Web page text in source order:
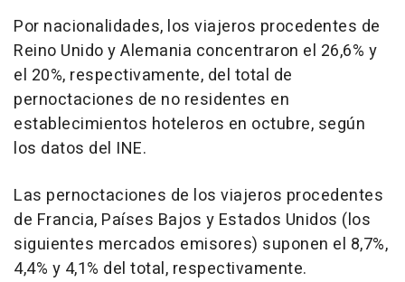
Por nacionalidades, los viajeros procedentes de
Reino Unido y Alemania concentraron el 26,6% y
el 20%, respectivamente, del total de
pernoctaciones de no residentes en
establecimientos hoteleros en octubre, según
los datos del INE.
Las pernoctaciones de los viajeros procedentes
de Francia, Países Bajos y Estados Unidos (los
siguientes mercados emisores) suponen el 8,7%,
4,4% y 4,1% del total, respectivamente.